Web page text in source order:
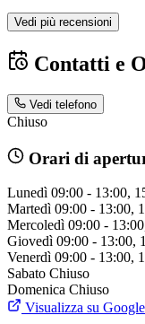
Vedi più recensioni
Contatti e
Vedi telefono
Chiuso
Orari di
Lunedì 09:00 - 13:00,
Martedì 09:00 - 13:00,
Mercoledì 09:00 -
Giovedì 09:00 - 13:00,
Venerdì 09:00 - 13:00,
Sabato Chiuso
Domenica Chiuso
Visualizza su